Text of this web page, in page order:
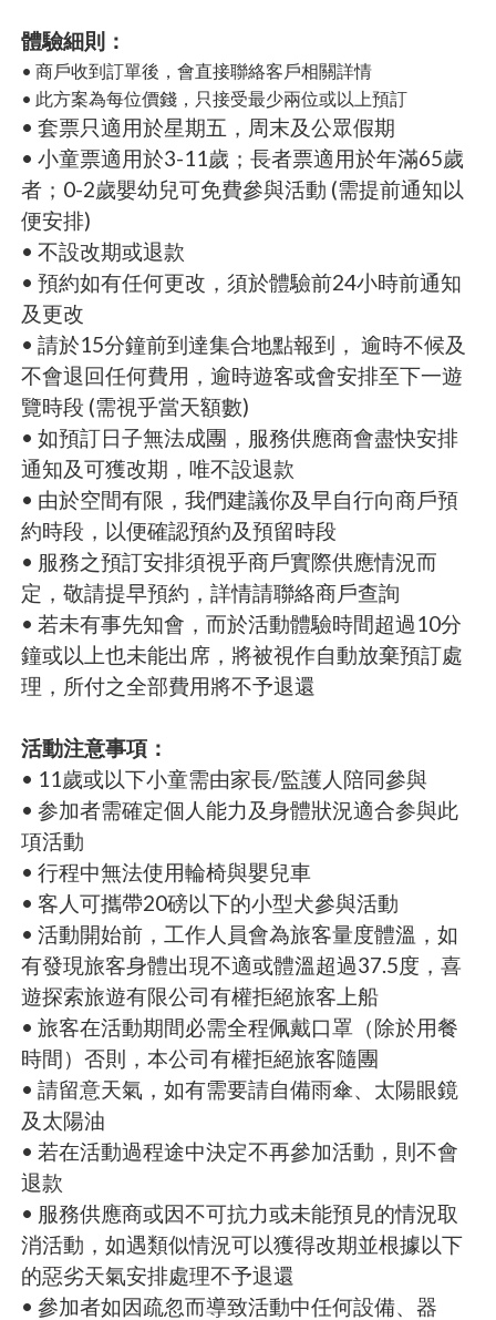
體驗細則：
• 商戶收到訂單後，會直接聯絡客戶相關詳情
• 此方案為每位價錢，只接受最少兩位或以上預訂
• 套票只適用於星期五，周末及公眾假期
• 小童票適用於3-11歲；長者票適用於年滿65歲
者；0-2歲嬰幼兒可免費參與活動 (需提前通知以
便安排)
• 不設改期或退款
• 預約如有任何更改，須於體驗前24小時前通知
及更改
• 請於15分鐘前到達集合地點報到， 逾時不候及
不會退回任何費用，逾時遊客或會安排至下一遊
覽時段 (需視乎當天額數)
• 如預訂日子無法成團，服務供應商會盡快安排
通知及可獲改期，唯不設退款
• 由於空間有限，我們建議你及早自行向商戶預
約時段，以便確認預約及預留時段
• 服務之預訂安排須視乎商戶實際供應情況而
定，敬請提早預約，詳情請聯絡商戶查詢
• 若未有事先知會，而於活動體驗時間超過10分
鐘或以上也未能出席，將被視作自動放棄預訂處
理，所付之全部費用將不予退還
活動注意事項：
• 11歲或以下小童需由家長/監護人陪同參與
• 参加者需確定個人能力及身體狀況適合参與此
項活動
• 行程中無法使用輪椅與嬰兒車
• 客人可攜帶20磅以下的小型犬參與活動
• 活動開始前，工作人員會為旅客量度體溫，如
有發現旅客身體出現不適或體溫超過37.5度，喜
遊探索旅遊有限公司有權拒絕旅客上船
• 旅客在活動期間必需全程佩戴口罩（除於用餐
時間）否則，本公司有權拒絕旅客隨團
• 請留意天氣，如有需要請自備雨傘、太陽眼鏡
及太陽油
• 若在活動過程途中決定不再參加活動，則不會
退款
• 服務供應商或因不可抗力或未能預見的情況取
消活動，如遇類似情況可以獲得改期並根據以下
的惡劣天氣安排處理不予退還
• 參加者如因疏忽而導致活動中任何設備、器